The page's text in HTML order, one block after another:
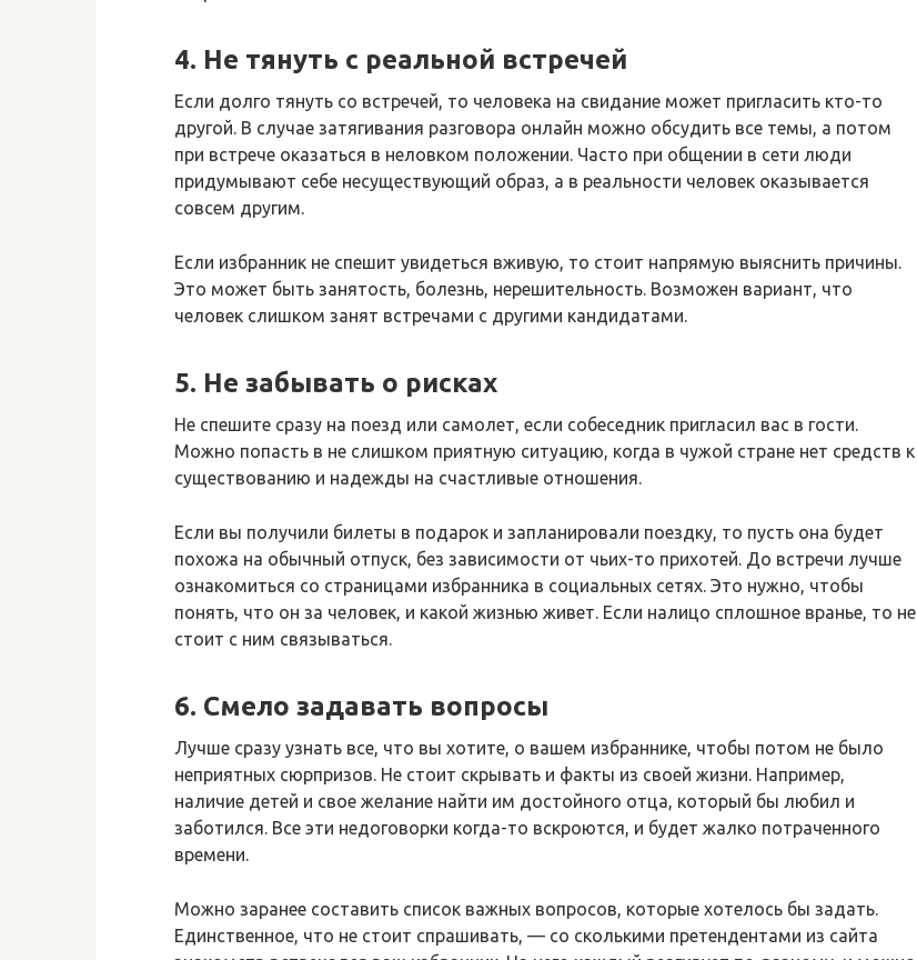
4. Не тянуть с реальной встречей
Если долго тянуть со встречей, то человека на свидание может пригласить кто-то
другой. В случае затягивания разговора онлайн можно обсудить все темы, а потом
при встрече оказаться в неловком положении. Часто при общении в сети люди
придумывают себе несуществующий образ, а в реальности человек оказывается
совсем другим.
Если избранник не спешит увидеться вживую, то стоит напрямую выяснить причины.
Это может быть занятость, болезнь, нерешительность. Возможен вариант, что
человек слишком занят встречами с другими кандидатами.
5. Не забывать о рисках
Не спешите сразу на поезд или самолет, если собеседник пригласил вас в гости.
Можно попасть в не слишком приятную ситуацию, когда в чужой стране нет средств к
существованию и надежды на счастливые отношения.
Если вы получили билеты в подарок и запланировали поездку, то пусть она будет
похожа на обычный отпуск, без зависимости от чьих-то прихотей. До встречи лучше
ознакомиться со страницами избранника в социальных сетях. Это нужно, чтобы
понять, что он за человек, и какой жизнью живет. Если налицо сплошное вранье, то не
стоит с ним связываться.
6. Смело задавать вопросы
Лучше сразу узнать все, что вы хотите, о вашем избраннике, чтобы потом не было
неприятных сюрпризов. Не стоит скрывать и факты из своей жизни. Например,
наличие детей и свое желание найти им достойного отца, который бы любил и
заботился. Все эти недоговорки когда-то вскроются, и будет жалко потраченного
времени.
Можно заранее составить список важных вопросов, которые хотелось бы задать.
Единственное, что не стоит спрашивать, — со сколькими претендентами из сайта